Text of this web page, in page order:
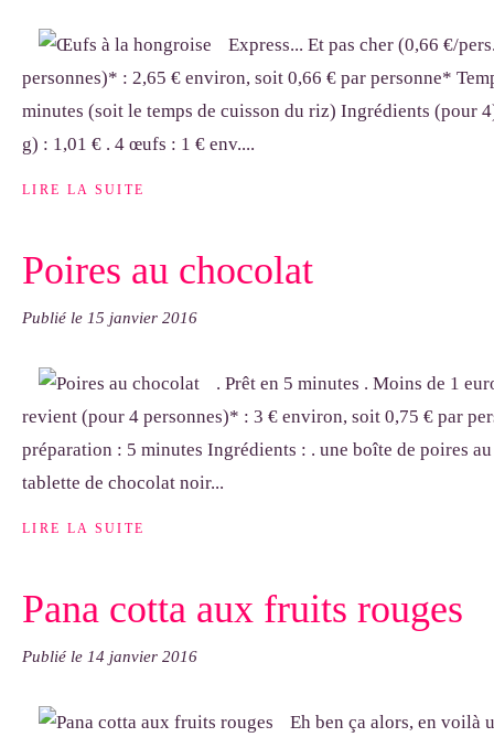
Express... Et pas cher (0,66 €/
personnes)* : 2,65 € environ, soit 0,66 € par personne*
minutes (soit le temps de cuisson du riz) Ingrédients (pour
g) : 1,01 € . 4 œufs : 1 € env....
LIRE LA SUITE
Poires au chocolat
Publié le 15 janvier 2016
. Prêt en 5 minutes . Moins de 1
revient (pour 4 personnes)* : 3 € environ, soit 0,75 € par
préparation : 5 minutes Ingrédients : . une boîte de poires
tablette de chocolat noir...
LIRE LA SUITE
Pana cotta aux fruits rouges
Publié le 14 janvier 2016
Eh ben ça alors, en voilà